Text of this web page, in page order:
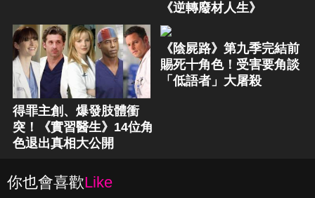
《逆轉廢材人生》
得罪主創、爆發肢體衝
突！《實習醫生》14位角
色退出真相大公開
《陰屍路》第九季完結前
賜死十角色！受害要角談
「低語者」大屠殺
你也會喜歡Like